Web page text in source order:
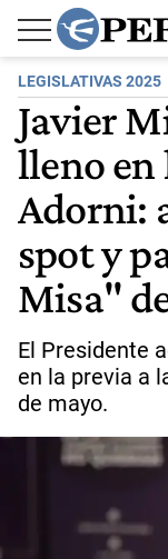
LEGISLATIVAS 2025
Javier
lleno en
Adorni:
spot y
Misa"
El Presidente
en la previa a
de mayo.